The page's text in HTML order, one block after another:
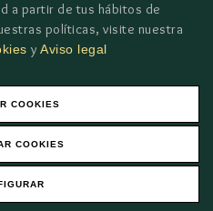
a partir de tus hábitos de
políticas, visite nuestra
yAviso legal
COOKIES
COOKIES
Digital. Plan de Recuperación,